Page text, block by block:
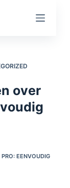
over
EENVOUDIG